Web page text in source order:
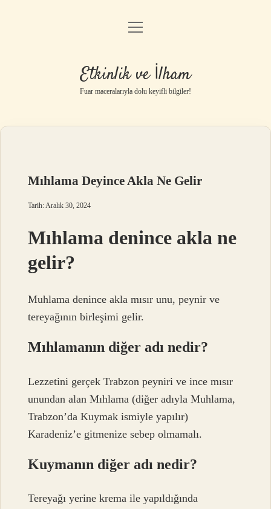
Anasayfa
Gizlilik Politikası
Yasal Uyarı
menüyü
Etkinlik ve İlham
Fuar maceralarıyla dolu keyifli bilgiler!
Mıhlama Deyince Akla Ne Gelir
Tarih: Aralık 30, 2024
Mıhlama denince akla ne
gelir?
Muhlama denince akla mısır unu, peynir ve
tereyağının birleşimi gelir.
Mıhlamanın diğer adı nedir?
Lezzetini gerçek Trabzon peyniri ve ince mısır
unundan alan Mıhlama (diğer adıyla Muhlama,
Trabzon’da Kuymak ismiyle yapılır)
Karadeniz’e gitmenize sebep olmamalı.
Kuymanın diğer adı nedir?
Tereyağı yerine krema ile yapıldığında